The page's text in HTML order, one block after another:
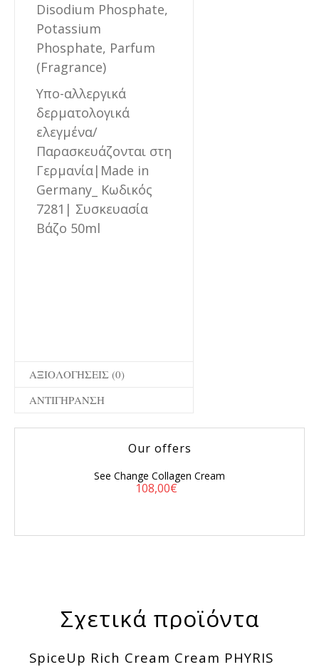
Disodium Phosphate,
Potassium
Phosphate, Parfum
(Fragrance)
Υπο-αλλεργικά
δερματολογικά
ελεγμένα/
Παρασκευάζονται στη
Γερμανία|Made in
Germany_ Κωδικός
7281| Συσκευασία
Βάζο 50ml
ΑΞΙΟΛΟΓΉΣΕΙΣ (0)
ΑΝΤΙΓΉΡΑΝΣΗ
Our offers
See Change Collagen Cream
Original price was: 136,00€.
108,00€
Σχετικά προϊόντα
SpiceUp Rich Cream Cream PHYRIS